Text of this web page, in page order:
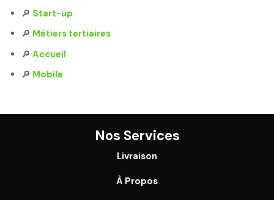
🔎 Start-up
🔎 Métiers tertiaires
🔎 Accueil
🔎 Mobile
Nos Services
Livraison
À Propos